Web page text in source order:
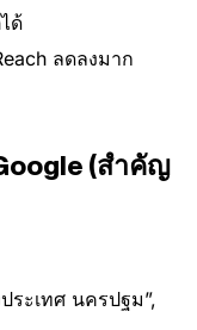
ด้
ลดลงมาก
(สำคัญ
ระเทศ นครปฐม”,